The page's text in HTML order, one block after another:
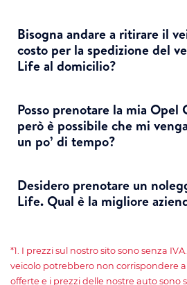
Bisogna andare a ritirare il
costo per la spedizione del
Life al domicilio?
Posso prenotare la mia Opel
però è possibile che mi
un po’ di tempo?
Desidero prenotare un
Life. Qual è la migliore
*1. I prezzi sul nostro sito sono senza
veicolo potrebbero non corrispondere
offerte e i prezzi delle nostre auto sono